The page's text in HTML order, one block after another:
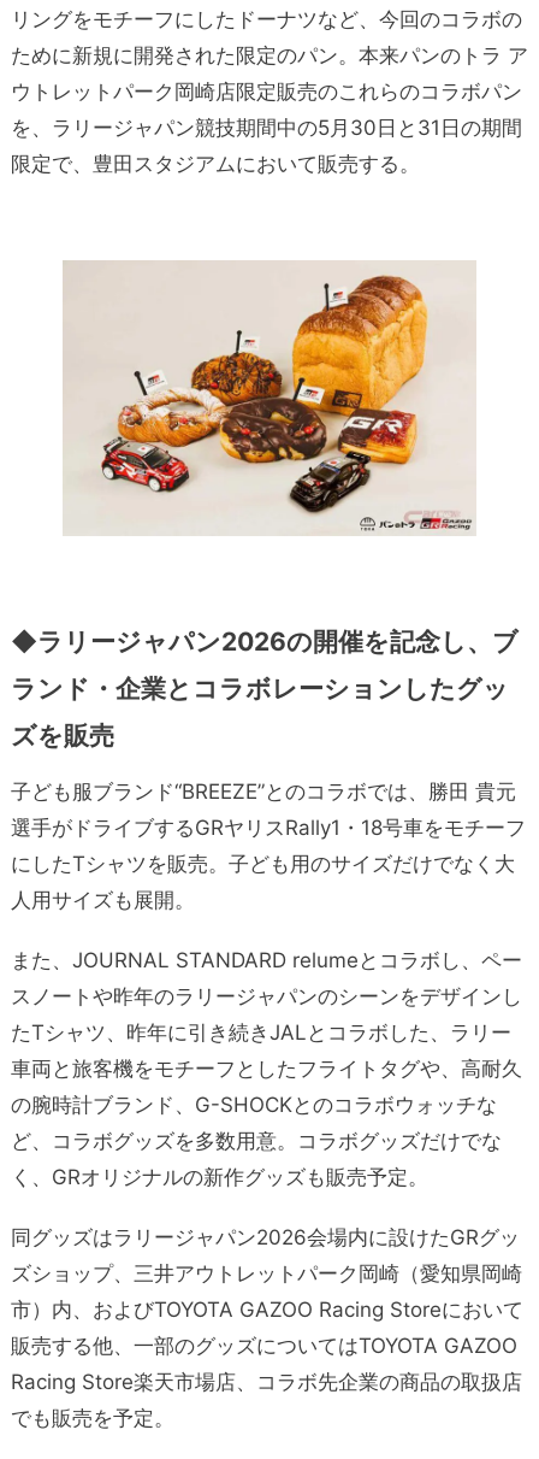
リングをモチーフにしたドーナツなど、今回のコラボの
ために新規に開発された限定のパン。本来パンのトラ ア
ウトレットパーク岡崎店限定販売のこれらのコラボパン
を、ラリージャパン競技期間中の5月30日と31日の期間
限定で、豊田スタジアムにおいて販売する。
◆ラリージャパン2026の開催を記念し、ブ
ランド・企業とコラボレーションしたグッ
ズを販売
子ども服ブランド“BREEZE”とのコラボでは、勝田 貴元
選手がドライブするGRヤリスRally1・18号車をモチーフ
にしたTシャツを販売。子ども用のサイズだけでなく大
人用サイズも展開。
また、JOURNAL STANDARD relumeとコラボし、ペー
スノートや昨年のラリージャパンのシーンをデザインし
たTシャツ、昨年に引き続きJALとコラボした、ラリー
車両と旅客機をモチーフとしたフライトタグや、高耐久
の腕時計ブランド、G-SHOCKとのコラボウォッチな
ど、コラボグッズを多数用意。コラボグッズだけでな
く、GRオリジナルの新作グッズも販売予定。
同グッズはラリージャパン2026会場内に設けたGRグッ
ズショップ、三井アウトレットパーク岡崎（愛知県岡崎
市）内、およびTOYOTA GAZOO Racing Storeにおいて
販売する他、一部のグッズについてはTOYOTA GAZOO
Racing Store楽天市場店、コラボ先企業の商品の取扱店
でも販売を予定。